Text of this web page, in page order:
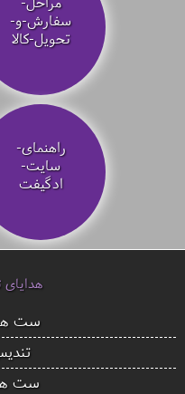
سفارش-و-
تحویل-کالا
راهنمای-
سایت-
ادگیفت
هدایای
ست
ست